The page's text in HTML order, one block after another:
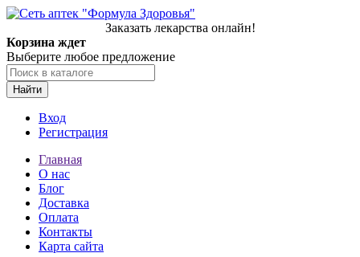
Заказать лекарства онлайн!
Корзина ждет
Выберите любое предложение
Найти
Вход
Регистрация
Главная
О нас
Блог
Доставка
Оплата
Контакты
Карта сайта